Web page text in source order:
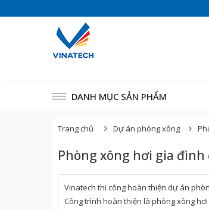
DANH MỤC SẢN PHẨM
Trang chủ Dự án phòng xông
Phòng xông hơi gia
Vinatech thi công hoàn thiện dự án
Công trình hoàn thiện là phòng xông